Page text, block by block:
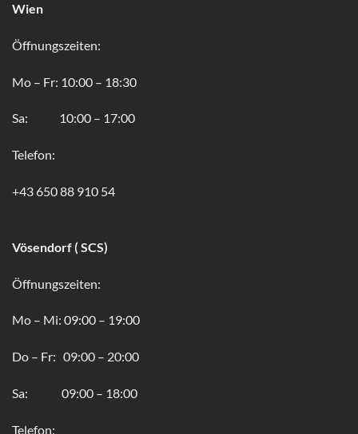
Wien
Öffnungszeiten:
Mo – Fr: 10:00 – 18:30
Sa: 10:00 – 17:00
Telefon:
+43 650 88 910 54
Vösendorf ( SCS)
Öffnungszeiten:
Mo – Mi: 09:00 – 19:00
Do – Fr: 09:00 – 20:00
Sa: 09:00 – 18:00
Telefon: